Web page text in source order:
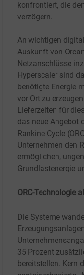
konfrontiert, die
verzögern.
An wichtigen
Auskunft von
Netzanschlüsse
Hyperscaler sind
benötigte Energie
vor Ort zu
Lieferzeiten für
das neue Angebot
Rankine Cycle
Unternehmen den
ermöglichen,
Grundlastenergie
ORC-Technologie
Die Systeme
35 Prozent
bereitstellen. Kern